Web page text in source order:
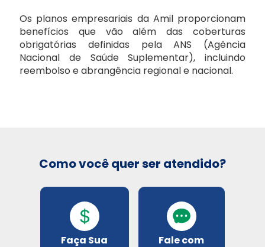
Hapvida
Select
Os planos empresariais da Amil proporcionam
benefícios que vão além das coberturas
obrigatórias definidas pela ANS (Agência
Nacional de Saúde Suplementar), incluindo
reembolso e abrangência regional e nacional.
Como você quer ser atendido?
Faça Sua
Fale com